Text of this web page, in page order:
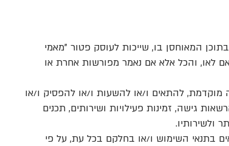
המאוחסן בו, שייכות לעוסק פטור "מאמי
אם לאו, והכל אלא אם נאמר מפורשות אחרת או
מוקדמת, להתאים ו/או להשעות ו/או להפסיק ו/או
גישה, זמינות פעילויות ושירותים, תכנים
ולשירותיו.
בתנאי השימוש ו/או בחלקם בכל עת, על פי